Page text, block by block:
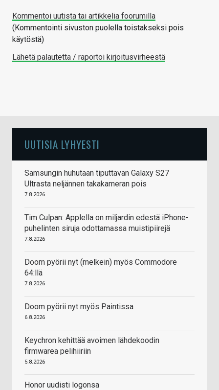
Kommentoi uutista tai artikkelia foorumilla
(Kommentointi sivuston puolella toistakseksi pois
käytöstä)
Lähetä palautetta / raportoi kirjoitusvirheestä
UUTISIA LYHYESTI
Samsungin huhutaan tiputtavan Galaxy S27
Ultrasta neljännen takakameran pois
7.8.2026
Tim Culpan: Applella on miljardin edestä iPhone-
puhelinten siruja odottamassa muistipiirejä
7.8.2026
Doom pyörii nyt (melkein) myös Commodore
64:llä
7.8.2026
Doom pyörii nyt myös Paintissa
6.8.2026
Keychron kehittää avoimen lähdekoodin
firmwarea pelihiiriin
5.8.2026
Honor uudisti logonsa